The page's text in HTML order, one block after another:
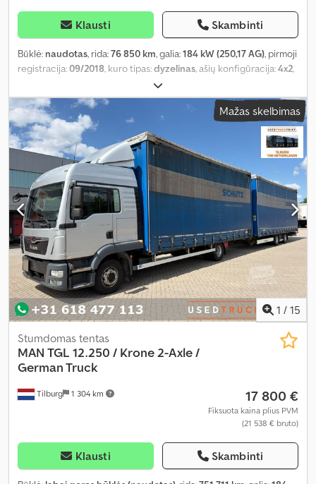
Klausti Skambinti
Būklė: naudotas, rida:76 850 km, galia:184 kW (250,17 AG), pirmoji
registracija:09/2018, kuro tipas:dyzelinas, ašių konfigūracija:4x2,
, vairuotojo kabina:
pavaros tipas:mechaninis, emisijos klasė:Euro 6, Gamybos metai:
2018, Įranga:
ABS, elektrinis langų reguliavimas, elektriškai
reguliuojamas veidrodis, priešrūkiniai žibintai, vairo stiprintuvas,
Mažas skelbimas
1 / 15
Tilburg 1 304 km
Stumdomas tentas
MAN TGL 12.250 / Krone 2-Axle /
German Truck
17 800 €
Fiksuota kaina plius PVM
(21 538 € bruto)
Klausti Skambinti